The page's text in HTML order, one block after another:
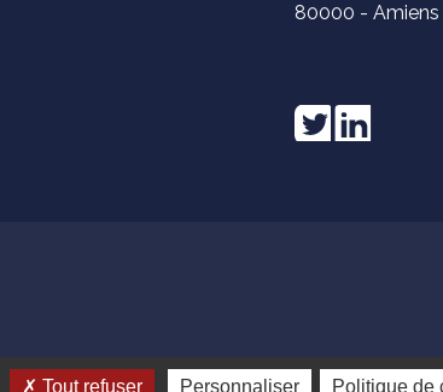
Tout refuser Personnaliser Politique de
80000 - Amiens